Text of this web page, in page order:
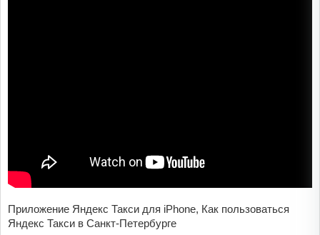
Приложение Яндекс Такси для iPhone, Как пользоваться
Яндекс Такси в Санкт-Петербурге